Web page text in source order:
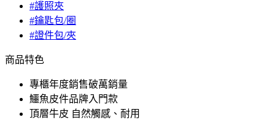
#護照夾
#鑰匙包/圈
#證件包/夾
商品特色
專櫃年度銷售破萬銷量
鱷魚皮件品牌入門款
頂層牛皮 自然觸感、耐用